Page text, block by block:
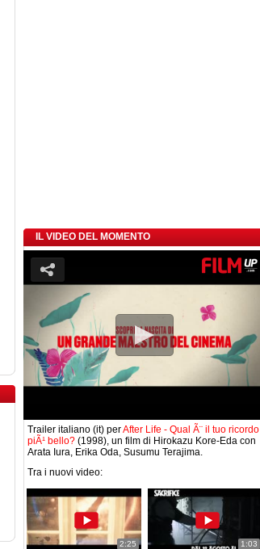
IL VIDEO DEL MOMENTO
Trailer italiano (it) perAfter Life - Qual Ã¨ il tuo ricordo
piÃ¹ bello? (1998), un film di Hirokazu Kore-Eda con
Arata Iura, Erika Oda, Susumu Terajima.
Tra i nuovi video:
2:25 1:03